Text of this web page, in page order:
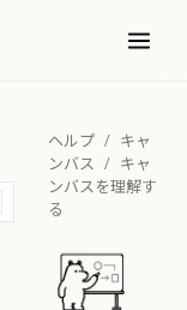
ヘルプ / キャ
ンバス
/ キャ
ンバスを理解す
る